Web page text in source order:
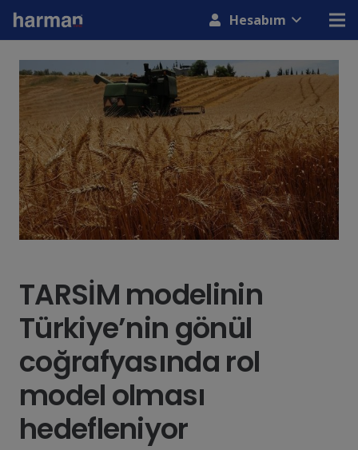
Hesabım
TARSİM modelinin
Türkiye’nin gönül
coğrafyasında rol
model olması
hedefleniyor
modal-check